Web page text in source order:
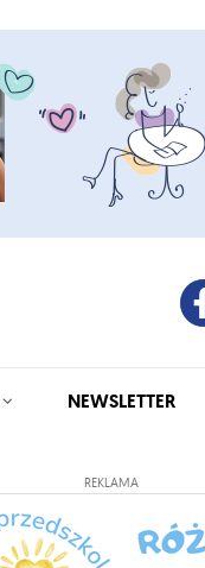
NEWSLETTER
REKLAMA